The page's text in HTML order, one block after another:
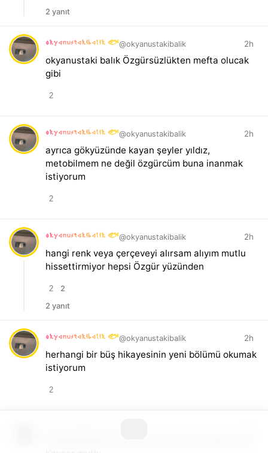
2 yanıt
okyanustakibalik 🐟@okyanustakibalik 2h
okyanustaki balık Özgürsüzlükten mefta olucak
gibi
2
okyanustakibalik 🐟@okyanustakibalik 2h
ayrıca gökyüzünde kayan şeyler yıldız,
metobilmem ne değil özgürcüm buna inanmak
istiyorum
2
okyanustakibalik 🐟@okyanustakibalik 2h
hangi renk veya çerçeveyi alırsam alıyım mutlu
hissettirmiyor hepsi Özgür yüzünden
2
2
2 yanıt
okyanustakibalik 🐟@okyanustakibalik 2h
herhangi bir büş hikayesinin yeni bölümü okumak
istiyorum
2